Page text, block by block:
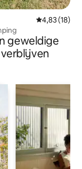
Gemiddelde
4,83 (18)
geweldige